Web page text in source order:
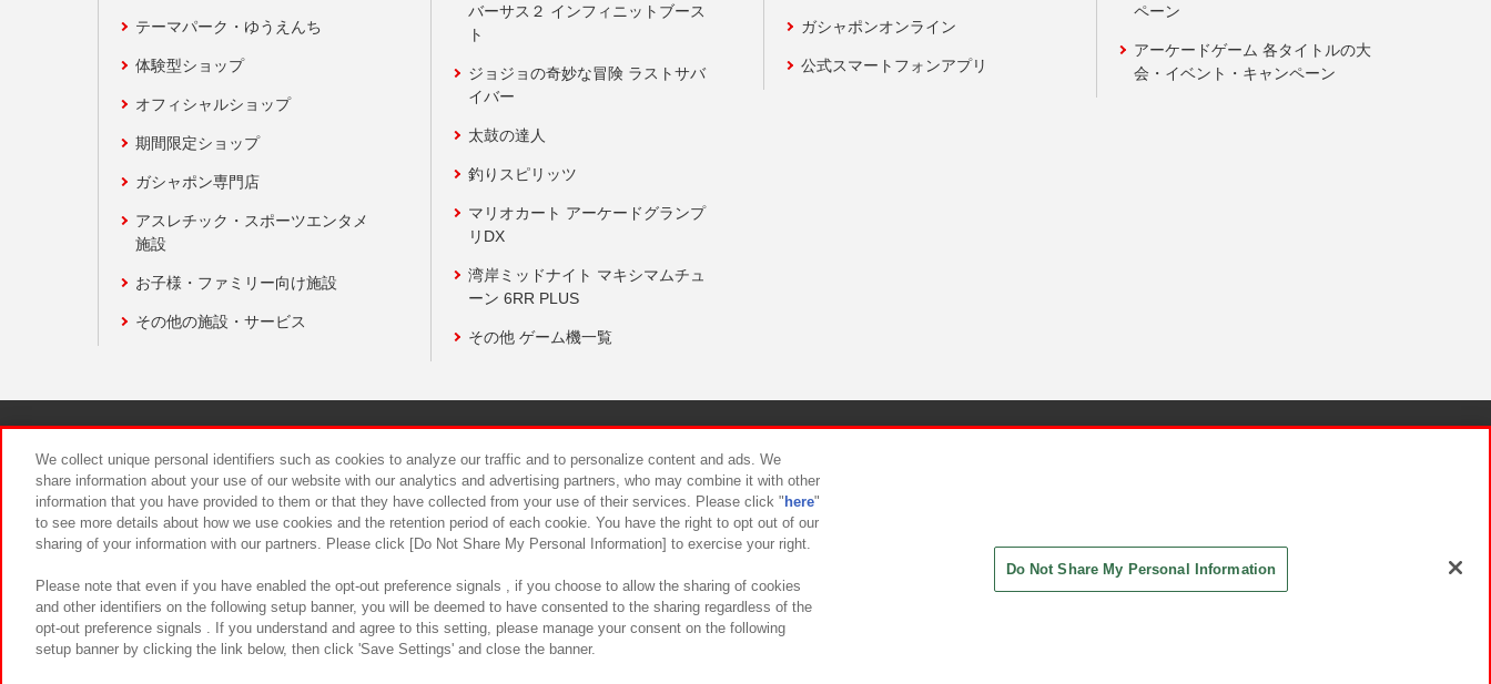
テーマパーク・ゆうえんち
体験型ショップ
オフィシャルショップ
期間限定ショップ
ガシャポン専門店
アスレチック・スポーツエンタメ
施設
お子様・ファミリー向け施設
その他の施設・サービス
バーサス２ インフィニットブース
ト
ジョジョの奇妙な冒険 ラストサバ
イバー
太鼓の達人
釣りスピリッツ
マリオカート アーケードグランプ
リDX
湾岸ミッドナイト マキシマムチュ
ーン 6RR PLUS
その他 ゲーム機一覧
ガシャポンオンライン
公式スマートフォンアプリ
ペーン
アーケードゲーム 各タイトルの大
会・イベント・キャンペーン
食品のご提供について カスタマーハラスメント対応方針
We collect unique personal identifiers such as cookies to analyze our traffic and to personalize content and ads. We
share information about your use of our website with our analytics and advertising partners, who may combine it with other
information that you have provided to them or that they have collected from your use of their services. Please click " here"
to see more details about how we use cookies and the retention period of each cookie. You have the right to opt out of our
sharing of your information with our partners. Please click [Do Not Share My Personal Information] to exercise your right.
Please note that even if you have enabled the opt-out preference signals , if you choose to allow the sharing of cookies
and other identifiers on the following setup banner, you will be deemed to have consented to the sharing regardless of the
opt-out preference signals . If you understand and agree to this setting, please manage your consent on the following
setup banner by clicking the link below, then click 'Save Settings' and close the banner.
Do Not Share My Personal Information